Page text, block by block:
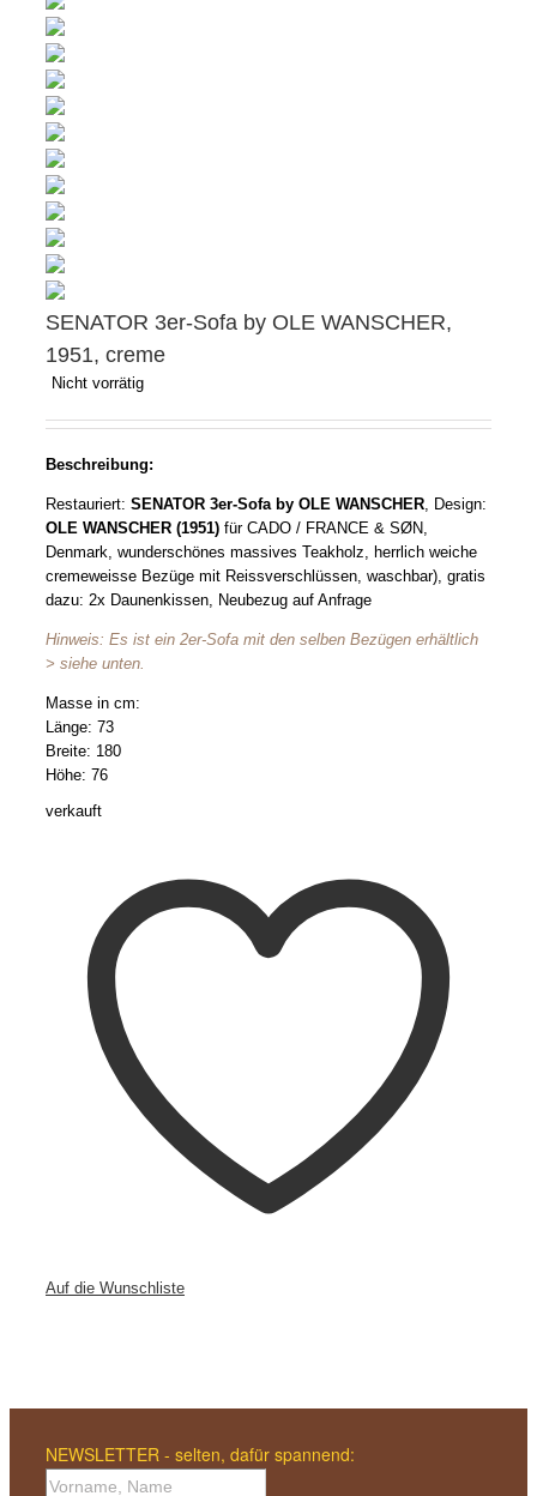
SENATOR 3er-Sofa by OLE WANSCHER,
1951, creme
Nicht vorrätig
Beschreibung:
Restauriert: SENATOR 3er-Sofa by OLE WANSCHER , Design:
OLE WANSCHER (1951) für CADO / FRANCE & SØN,
Denmark, wunderschönes massives Teakholz, herrlich weiche
cremeweisse Bezüge mit Reissverschlüssen, waschbar), gratis
dazu: 2x Daunenkissen, Neubezug auf Anfrage
Hinweis: Es ist ein 2er-Sofa mit den selben Bezügen erhältlich
> siehe unten.
Masse in cm:
Länge: 73
Breite: 180
Höhe: 76
verkauft
Auf die Wunschliste
NEWSLETTER - selten, dafür spannend: